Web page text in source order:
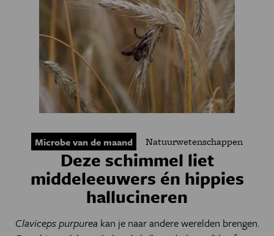
Microbe van de maand Natuurwetenschappen
Deze schimmel liet
middeleeuwers én hippies
hallucineren
Claviceps purpurea kan je naar andere werelden brengen.